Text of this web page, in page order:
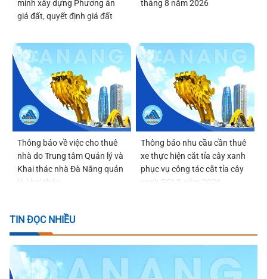
minh xây dựng Phương án
giá đất, quyết định giá đất
tháng 8 năm 2026
Thông báo về việc cho thuê
nhà do Trung tâm Quản lý và
Khai thác nhà Đà Nẵng quản
lý, khai thác
Thông báo nhu cầu cần thuê
xe thực hiện cắt tỉa cây xanh
phục vụ công tác cắt tỉa cây
xanh PCLB năm 2026
TIN ĐỌC NHIỀU